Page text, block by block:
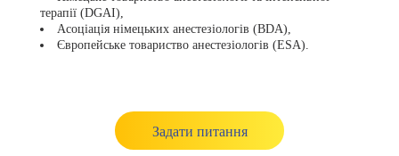
терапії (DGAI),
Асоціація німецьких анестезіологів (BDA),
Європейське товариство анестезіологів (ESA).
Задати питання